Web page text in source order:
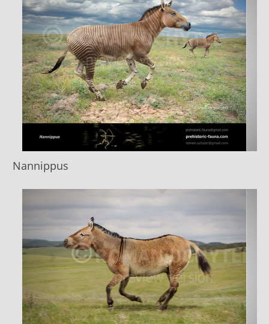
Nannippus